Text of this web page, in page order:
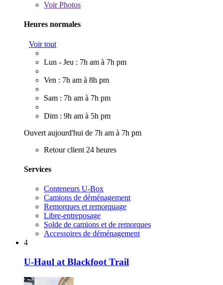
VoirPhotos
Heures normales
Voir tout
Lun - Jeu : 7h am à 7h pm
Ven : 7h am à 8h pm
Sam : 7h am à 7h pm
Dim : 9h am à 5h pm
Ouvert aujourd'hui de 7h am à 7h pm
Retour client 24 heures
Services
Conteneurs U-Box
Camions de déménagement
Remorques et remorquage
Libre-entreposage
Solde de camions et de remorques
Accessoires de déménagement
4
U-Haul at Blackfoot Trail